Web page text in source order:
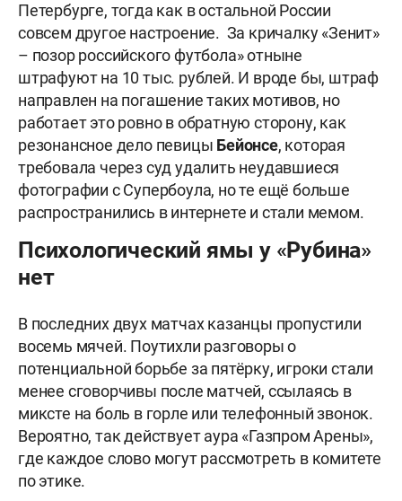
Петербурге, тогда как в остальной России
совсем другое настроение. За кричалку «Зенит»
– позор российского футбола» отныне
штрафуют на 10 тыс. рублей. И вроде бы, штраф
направлен на погашение таких мотивов, но
работает это ровно в обратную сторону, как
резонансное дело певицы Бейонсе, которая
требовала через суд удалить неудавшиеся
фотографии с Супербоула, но те ещё больше
распространились в интернете и стали мемом.
Психологический ямы у «Рубина»
нет
В последних двух матчах казанцы пропустили
восемь мячей. Поутихли разговоры о
потенциальной борьбе за пятёрку, игроки стали
менее сговорчивы после матчей, ссылаясь в
миксте на боль в горле или телефонный звонок.
Вероятно, так действует аура «Газпром Арены»,
где каждое слово могут рассмотреть в комитете
по этике.